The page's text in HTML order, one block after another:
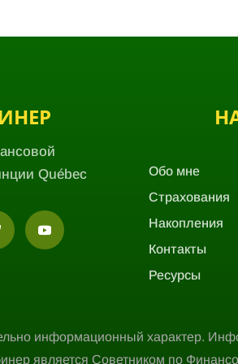
Québec
Обо мне
Страхования
Накопления
Контакты
Ресурсы
информационный характер.
является Cоветником по